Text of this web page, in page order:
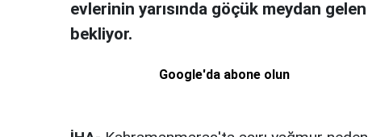
evlerinin yarısında göçük meydan
bekliyor.
Google'da abone olun